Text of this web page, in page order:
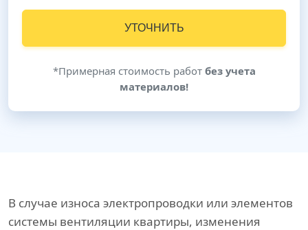
УТОЧНИТЬ
*Примерная стоимость работ без учета
материалов!
В случае износа электропроводки или элементов
системы вентиляции квартиры, изменения